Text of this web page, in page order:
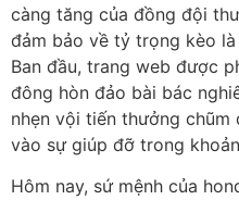
càng tăng của đồng đội
đảm bảo về tỷ trọng kèo
Ban đầu, trang web được
đông hòn đảo bài bác
nhẹn vội tiến thưởng
vào sự giúp đỡ trong
Hôm nay, sứ mệnh của